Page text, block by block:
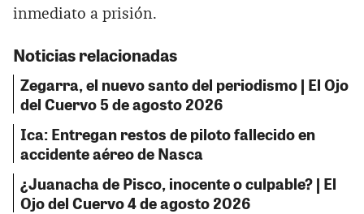
inmediato a prisión.
Noticias relacionadas
Zegarra, el nuevo santo del periodismo | El Ojo
del Cuervo 5 de agosto 2026
Ica: Entregan restos de piloto fallecido en
accidente aéreo de Nasca
¿Juanacha de Pisco, inocente o culpable? | El
Ojo del Cuervo 4 de agosto 2026